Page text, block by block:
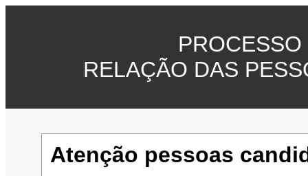
RELAÇÃO DAS
Atenção pessoas